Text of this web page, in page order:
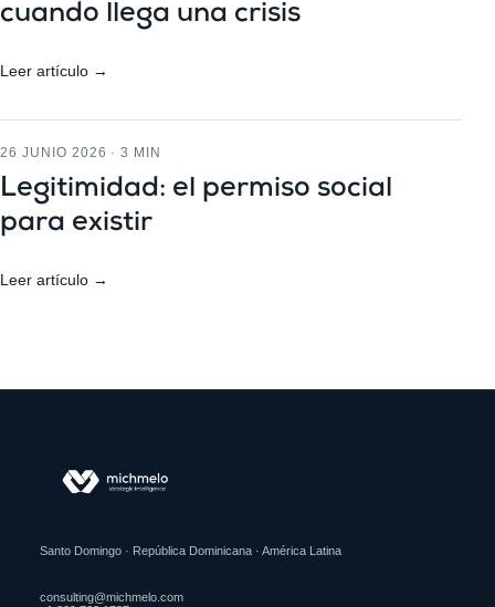
cuando llega una crisis
Leer artículo →
26 JUNIO 2026 · 3 MIN
Legitimidad: el permiso social
para existir
Leer artículo →
Santo Domingo · República Dominicana · América Latina
consulting@michmelo.com